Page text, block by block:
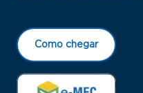
Como chegar